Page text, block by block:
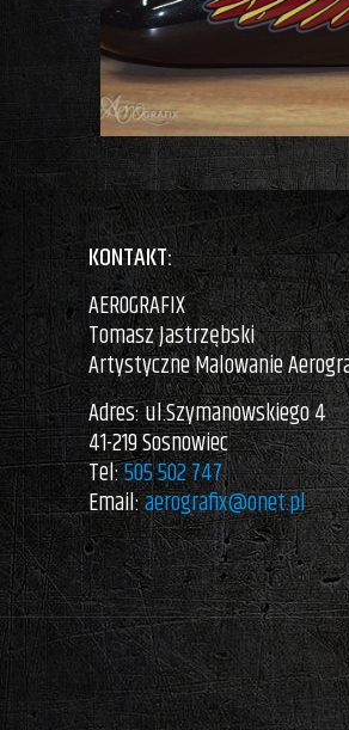
KONTAKT:
AEROGRAFIX
Tomasz Jastrzębski
Artystyczne Malowanie
Adres: ul.Szymanowskiego 4
41-219 Sosnowiec
Tel:505 502 747
Email:aerografix@onet.pl